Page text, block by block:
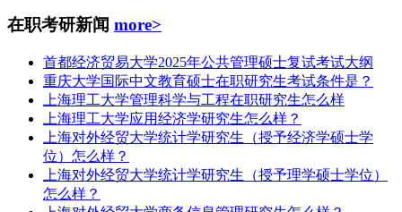
在职考研新闻 more>
首都经济贸易大学2025年公共管理硕士复试考试大纲
重庆大学国际中文教育硕士在职研究生考试条件是？
上海理工大学管理科学与工程在职研究生怎么样
上海理工大学应用经济学研究生怎么样？
上海对外经贸大学统计学研究生（授予经济学硕士学
位）怎么样？
上海对外经贸大学统计学研究生（授予理学硕士学位）
怎么样？